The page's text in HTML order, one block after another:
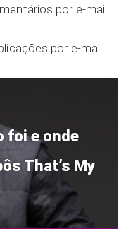
por e-mail.
por e-mail.
foi e onde
That’s My